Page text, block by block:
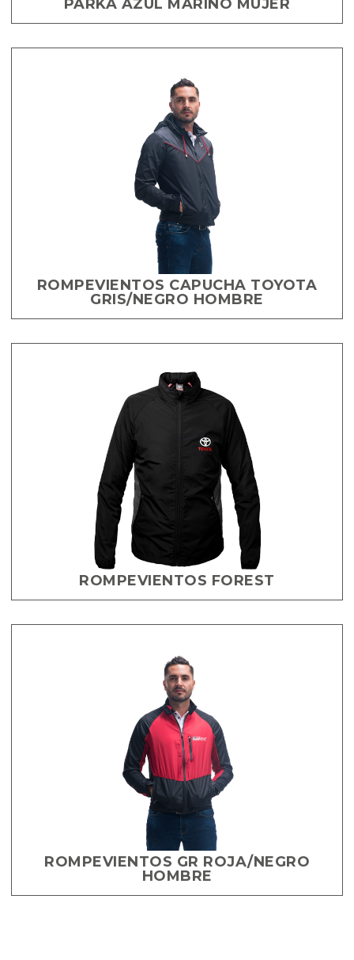
PARKA AZUL MARINO MUJER
ROMPEVIENTOS CAPUCHA TOYOTA
GRIS/NEGRO HOMBRE
ROMPEVIENTOS FOREST
ROMPEVIENTOS GR ROJA/NEGRO
HOMBRE